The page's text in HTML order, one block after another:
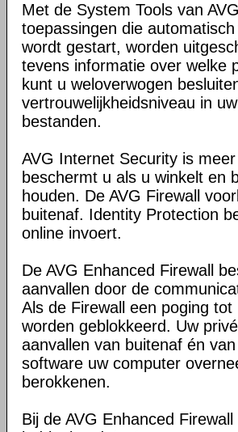
Met de System Tools van
toepassingen die
wordt gestart, worden
tevens informatie over welke
kunt u weloverwogen
vertrouwelijkheidsniveau in
bestanden.
AVG Internet Security is
beschermt u als u winkelt en
houden. De AVG Firewall
buitenaf. Identity Protection
online invoert.
De AVG Enhanced Firewall
aanvallen door de
Als de Firewall een poging
worden geblokkeerd. Uw
aanvallen van buitenaf én
software uw computer
berokkenen.
Bij de AVG Enhanced